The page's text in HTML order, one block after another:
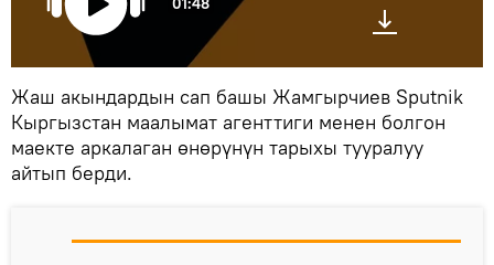
Жаш акындардын сап башы Жамгырчиев Sputnik
Кыргызстан маалымат агенттиги менен болгон
маекте аркалаган өнөрүнүн тарыхы тууралуу
айтып берди.